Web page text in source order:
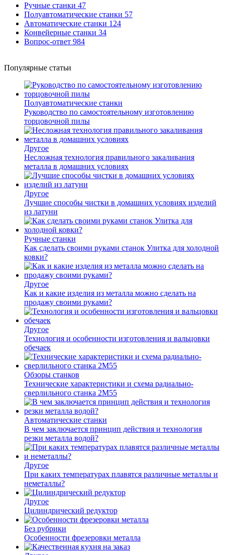
Ручные станки 47
Полуавтоматические станки 57
Автоматические станки 124
Конвейерные станки 34
Вопрос-ответ 984
Популярные статьи
Полуавтоматические станки
Руководство по самостоятельному изготовлению
торцовочной пилы
Другое
Несложная технология правильного закаливания
металла в домашних условиях
Другое
Лучшие способы чистки в домашних условиях изделий
из латуни
Ручные станки
Как сделать своими руками станок Улитка для холодной
ковки?
Другое
Как и какие изделия из металла можно сделать на
продажу своими руками?
Другое
Технология и особенности изготовления и вальцовки
обечаек
Обзоры станков
Технические характеристики и схема радиально-
сверлильного станка 2М55
Автоматические станки
В чем заключается принцип действия и технология
резки металла водой?
Другое
При каких температурах плавятся различные металлы и
неметаллы?
Другое
Цилиндрический редуктор
Без рубрики
Особенности фрезеровки металла